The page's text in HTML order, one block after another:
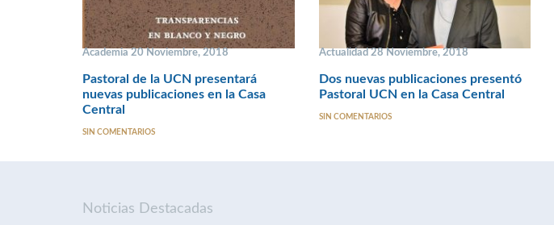
Academia 20 Noviembre, 2018
Pastoral de la UCN presentará
nuevas publicaciones en la Casa
Central
SIN COMENTARIOS
Actualidad 28 Noviembre, 2018
Dos nuevas publicaciones presentó
Pastoral UCN en la Casa Central
SIN COMENTARIOS
Noticias Destacadas